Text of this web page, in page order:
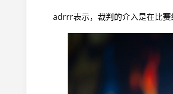
adrrr表示，裁判的介入是在比